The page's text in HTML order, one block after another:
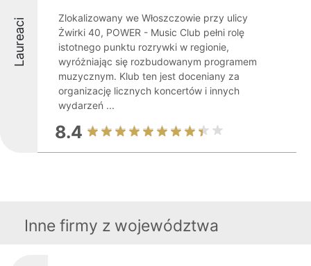
Laureaci
Zlokalizowany we Włoszczowie przy ulicy
Żwirki 40, POWER - Music Club pełni rolę
istotnego punktu rozrywki w regionie,
wyróżniając się rozbudowanym programem
muzycznym. Klub ten jest doceniany za
organizację licznych koncertów i innych
wydarzeń ...
8.4
Inne firmy z województwa